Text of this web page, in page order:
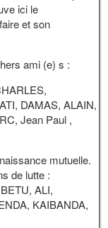
ici le
et son
ami (e) s :
DAMAS, ALAIN,
Jean Paul ,
mutuelle.
de lutte :
ALI,
KAIBANDA,